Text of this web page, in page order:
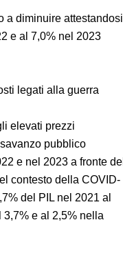
a diminuire attestandosi
e al 7,0% nel 2023
legati alla guerra
elevati prezzi
pubblico
e nel 2023 a fronte del
contesto della COVID-
del PIL nel 2021 al
e al 2,5% nella